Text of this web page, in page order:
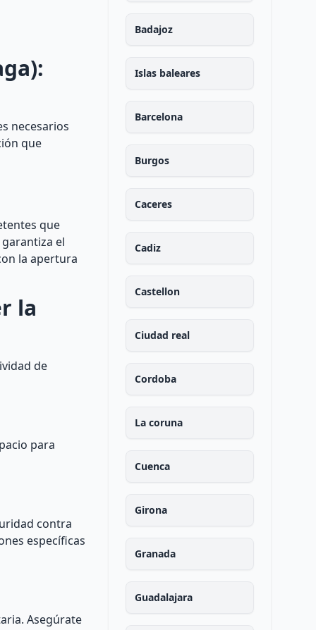
necesarios
que
que
el
la apertura
la
de
para
contra
específicas
Asegúrate
Badajoz
Islas baleares
Barcelona
Burgos
Caceres
Cadiz
Castellon
Ciudad real
Cordoba
La coruna
Cuenca
Girona
Granada
Guadalajara